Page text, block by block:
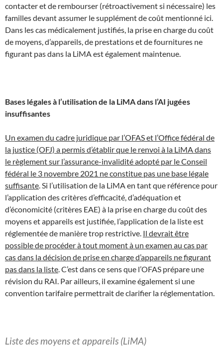
contacter et de rembourser (rétroactivement si nécessaire) les
familles devant assumer le supplément de coût mentionné ici.
Dans les cas médicalement justifiés, la prise en charge du coût
de moyens, d’appareils, de prestations et de fournitures ne
figurant pas dans la LiMA est également maintenue.
Bases légales à l’utilisation de la LiMA dans l’AI jugées
insuffisantes
Un examen du cadre juridique par l’OFAS et l’Office fédéral de
la justice (OFJ) a permis d’établir que le renvoi à la LiMA dans
le règlement sur l’assurance-invalidité adopté par le Conseil
fédéral le 3 novembre 2021 ne constitue pas une base légale
suffisante . Si l’utilisation de la LiMA en tant que référence pour
l’application des critères d’efficacité, d’adéquation et
d’économicité (critères EAE) à la prise en charge du coût des
moyens et appareils est justifiée, l’application de la liste est
réglementée de manière trop restrictive. Il devrait être
possible de procéder à tout moment à un examen au cas par
cas dans la décision de prise en charge d’appareils ne figurant
pas dans la liste . C’est dans ce sens que l’OFAS prépare une
révision du RAI. Par ailleurs, il examine également si une
convention tarifaire permettrait de clarifier la réglementation.
Liste des moyens et appareils (LiMA)